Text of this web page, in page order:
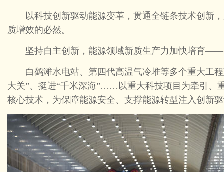
以科技创新驱动能源变革，贯通全链条技术创新，
质增效的必然。
坚持自主创新，能源领域新质生产力加快培育——
白鹤滩水电站、第四代高温气冷堆等多个重大工程
大关”、挺进“千米深海”……以重大科技项目为牵引、
核心技术，为保障能源安全、支撑能源转型注入创新